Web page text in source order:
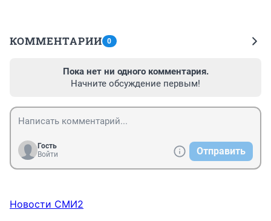
КОММЕНТАРИИ 0
Пока нет ни одного комментария.
Начните обсуждение первым!
Гость
Войти
Отправить
Новости СМИ2